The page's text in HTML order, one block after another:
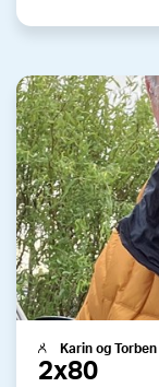
Karin og Torben
2x80